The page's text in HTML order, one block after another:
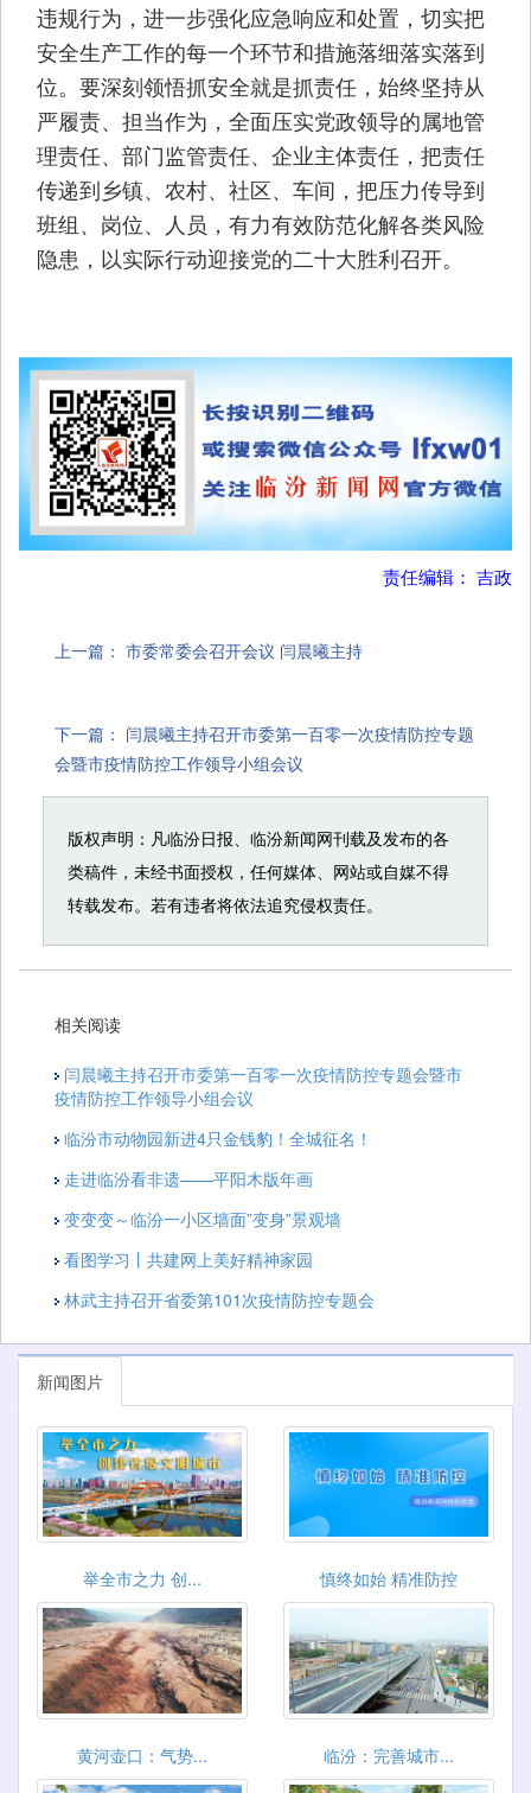
违规行为，进一步强化应急响应和处置，切实把
安全生产工作的每一个环节和措施落细落实落到
位。要深刻领悟抓安全就是抓责任，始终坚持从
严履责、担当作为，全面压实党政领导的属地管
理责任、部门监管责任、企业主体责任，把责任
传递到乡镇、农村、社区、车间，把压力传导到
班组、岗位、人员，有力有效防范化解各类风险
隐患，以实际行动迎接党的二十大胜利召开。
责任编辑： 吉政
上一篇： 市委常委会召开会议 闫晨曦主持
下一篇： 闫晨曦主持召开市委第一百零一次疫情防控专题
会暨市疫情防控工作领导小组会议
版权声明：凡临汾日报、临汾新闻网刊载及发布的各
类稿件，未经书面授权，任何媒体、网站或自媒不得
转载发布。若有违者将依法追究侵权责任。
相关阅读
闫晨曦主持召开市委第一百零一次疫情防控专题会暨市
疫情防控工作领导小组会议
临汾市动物园新进4只金钱豹！全城征名！
走进临汾看非遗——平阳木版年画
变变变～临汾一小区墙面”变身”景观墙
看图学习丨共建网上美好精神家园
林武主持召开省委第101次疫情防控专题会
新闻图片
举全市之力 创... 慎终如始 精准防控
黄河壶口：气势... 临汾：完善城市...